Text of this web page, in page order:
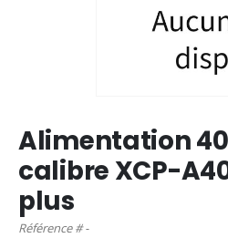
Alimentation
calibre XCP-
plus
Référence # -